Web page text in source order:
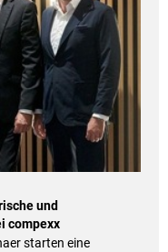
und
compexx
starten eine